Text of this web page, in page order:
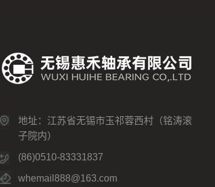
地址：江苏省无锡市玉祁蓉西村（铭涛滚
子院内）
(86)0510-83331837
whemail888@163.com